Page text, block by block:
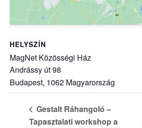
HELYSZÍN
MagNet Közösségi Ház
Andrássy út 98
Budapest, 1062 Magyarország
Gestalt Ráhangoló –
Tapasztalati workshop a